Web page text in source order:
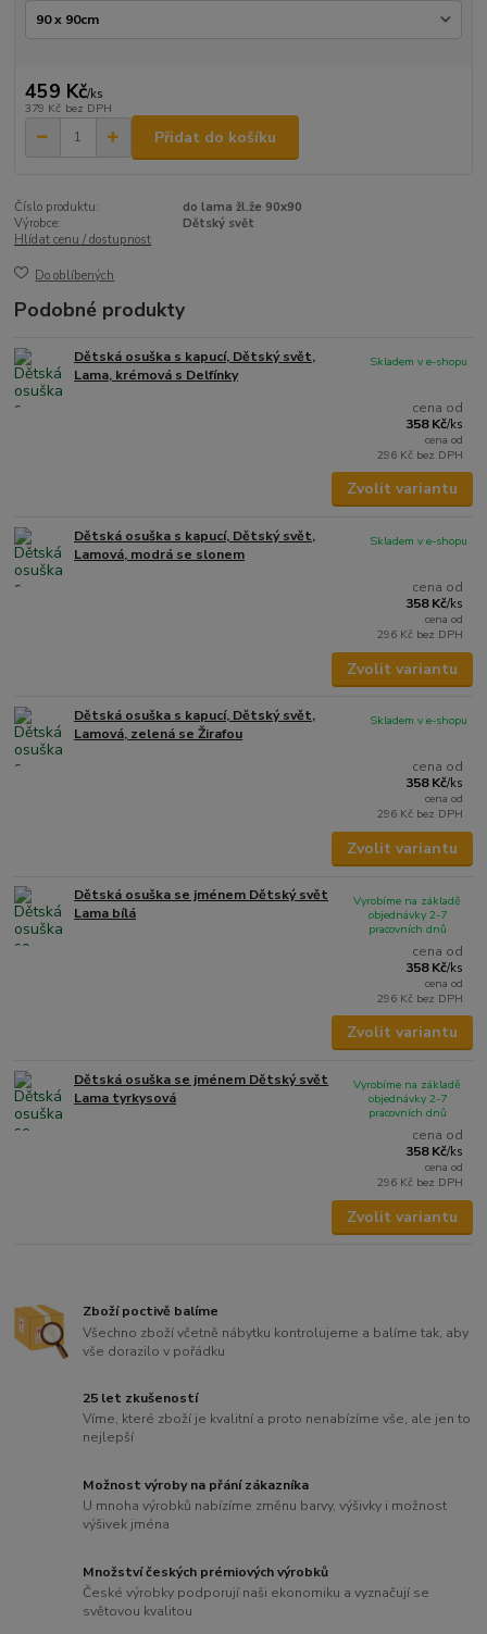
459 Kč/ks
379 Kč bez DPH
Přidat do košíku
Číslo produktu:
do lama žl.že 90x90
Výrobce:
Dětský svět
Hlídat cenu / dostupnost
Do oblíbených
Podobné produkty
Dětská osuška s kapucí, Dětský svět,
Lama, krémová s Delfínky
cena od
358 Kč/ks
cena od
296 Kč bez DPH
Skladem v e-shopu
Zvolit variantu
Dětská osuška s kapucí, Dětský svět,
Lamová, modrá se slonem
cena od
358 Kč/ks
cena od
296 Kč bez DPH
Skladem v e-shopu
Zvolit variantu
Dětská osuška s kapucí, Dětský svět,
Lamová, zelená se Žirafou
cena od
358 Kč/ks
cena od
296 Kč bez DPH
Skladem v e-shopu
Zvolit variantu
Dětská osuška se jménem Dětský svět
Lama bílá
cena od
358 Kč/ks
cena od
296 Kč bez DPH
Vyrobíme na základě
objednávky 2-7
pracovních dnů
Zvolit variantu
Dětská osuška se jménem Dětský svět
Lama tyrkysová
cena od
358 Kč/ks
cena od
296 Kč bez DPH
Vyrobíme na základě
objednávky 2-7
pracovních dnů
Zvolit variantu
Zboží poctivě balíme
Všechno zboží včetně nábytku kontrolujeme a balíme tak, aby
vše dorazilo v pořádku
25 let zkušeností
Víme, které zboží je kvalitní a proto nenabízíme vše, ale jen to
nejlepší
Možnost výroby na přání zákazníka
U mnoha výrobků nabízíme změnu barvy, výšivky i možnost
výšivek jména
Množství českých prémiových výrobků
České výrobky podporují naši ekonomiku a vyznačují se
světovou kvalitou